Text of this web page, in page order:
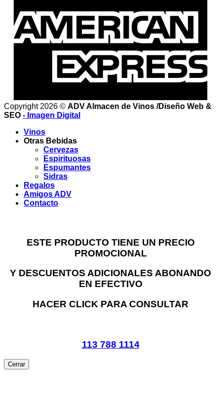
Copyright 2026 © ADV Almacen de Vinos /Diseño Web &
SEO - Imagen Digital
Vinos
Otras Bebidas
Cervezas
Espirituosas
Espumantes
Sidras
Regalos
Amigos ADV
Contacto
ESTE PRODUCTO TIENE UN PRECIO
PROMOCIONAL
Y DESCUENTOS ADICIONALES ABONANDO
EN EFECTIVO
HACER CLICK PARA CONSULTAR
113 788 1114
Cerrar